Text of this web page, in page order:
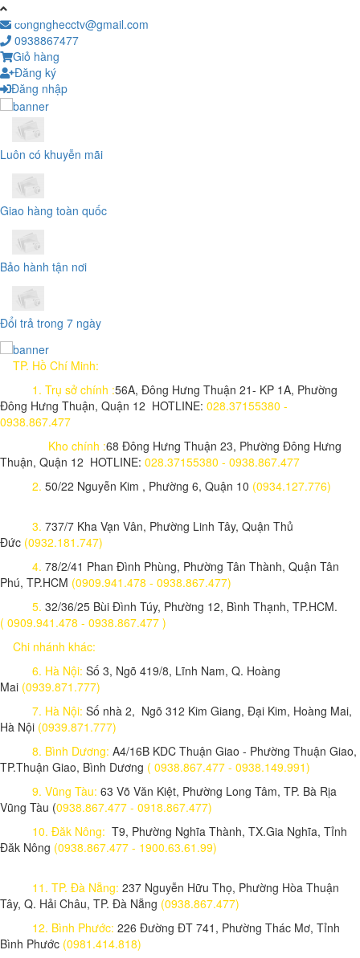
congnghecctv@gmail.com
0938867477
Giỏ hàng
Đăng ký
Đăng nhập
Luôn có khuyễn mãi
Giao hàng toàn quốc
Bảo hành tận nơi
Đổi trả trong 7 ngày
TP. Hồ Chí Minh:
1. Trụ sở chính :56A, Đông Hưng Thuận 21- KP 1A, Phường
Đông Hưng Thuận, Quận 12 HOTLINE: 028.37155380 -
0938.867.477
Kho chính :68 Đông Hưng Thuận 23, Phường Đông Hưng
Thuận, Quận 12 HOTLINE: 028.37155380 - 0938.867.477
2. 50/22 Nguyễn Kim , Phường 6, Quận 10 (0934.127.776)
3. 737/7 Kha Vạn Vân, Phường Linh Tây, Quận Thủ
Đức (0932.181.747)
4. 78/2/41 Phan Đình Phùng, Phường Tân Thành, Quận Tân
Phú, TP.HCM (0909.941.478 - 0938.867.477)
5. 32/36/25 Bùi Đình Túy, Phường 12, Bình Thạnh, TP.HCM.
( 0909.941.478 - 0938.867.477 )
Chi nhánh khác:
6. Hà Nội: Số 3, Ngõ 419/8, Lĩnh Nam, Q. Hoàng
Mai (0939.871.777)
7. Hà Nội: Số nhà 2, Ngõ 312 Kim Giang, Đại Kim, Hoàng Mai,
Hà Nội (0939.871.777)
8. Bình Dương: A4/16B KDC Thuận Giao - Phường Thuận Giao,
TP.Thuận Giao, Bình Dương ( 0938.867.477 - 0938.149.991)
9. Vũng Tàu: 63 Võ Văn Kiệt, Phường Long Tâm, TP. Bà Rịa
Vũng Tàu (0938.867.477 - 0918.867.477)
10. Đăk Nông: T9, Phường Nghĩa Thành, TX.Gia Nghĩa, Tỉnh
Đăk Nông (0938.867.477 - 1900.63.61.99)
11. TP. Đà Nẵng: 237 Nguyễn Hữu Thọ, Phường Hòa Thuận
Tây, Q. Hải Châu, TP. Đà Nẵng (0938.867.477)
12. Bình Phước: 226 Đường ĐT 741, Phường Thác Mơ, Tỉnh
Bình Phước (0981.414.818)